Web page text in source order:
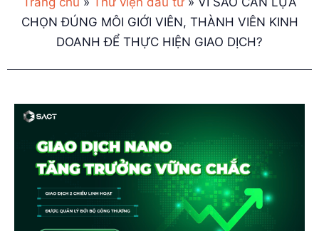
CHỌN ĐÚNG MÔI GIỚI VIÊN, THÀNH VIÊN KINH
DOANH ĐỂ THỰC HIỆN GIAO DỊCH?